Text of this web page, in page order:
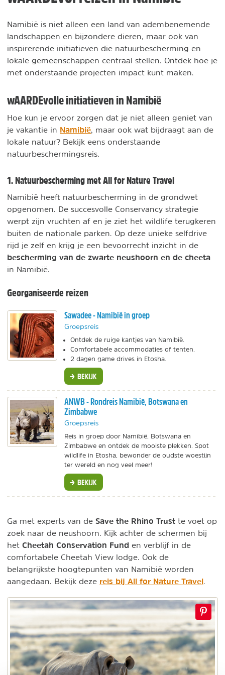
Namibië is niet alleen een land van adembenemende
landschappen en bijzondere dieren, maar ook van
inspirerende initiatieven die natuurbescherming en
lokale gemeenschappen centraal stellen. Ontdek hoe je
met onderstaande projecten impact kunt maken.
wAARDEvolle initiatieven in Namibië
Hoe kun je ervoor zorgen dat je niet alleen geniet van
je vakantie in Namibië , maar ook wat bijdraagt aan de
lokale natuur? Bekijk eens onderstaande
natuurbeschermingsreis.
1. Natuurbescherming met All for Nature Travel
Namibië heeft natuurbescherming in de grondwet
opgenomen. De succesvolle Conservancy strategie
werpt zijn vruchten af en je ziet het wildlife terugkeren
buiten de nationale parken. Op deze unieke selfdrive
rijd je zelf en krijg je een bevoorrecht inzicht in de
bescherming van de zwarte neushoorn en de cheeta
in Namibië.
Georganiseerde reizen
Sawadee - Namibië in groep
Groepsreis
Ontdek de ruige kantjes van Namibië.
Comfortabele accommodaties of tenten.
2 dagen game drives in Etosha.
BEKIJK
ANWB - Rondreis Namibië, Botswana en
Zimbabwe
Groepsreis
Reis in groep door Namibië, Botswana en
Zimbabwe en ontdek de mooiste plekken. Spot
wildlife in Etosha, bewonder de oudste woestijn
ter wereld en nog veel meer!
BEKIJK
Ga met experts van de Save the Rhino Trust te voet op
zoek naar de neushoorn. Kijk achter de schermen bij
het Cheetah Conservation Fund en verblijf in de
comfortabele Cheetah View lodge. Ook de
belangrijkste hoogtepunten van Namibië worden
aangedaan. Bekijk deze reis bij All for Nature Travel.